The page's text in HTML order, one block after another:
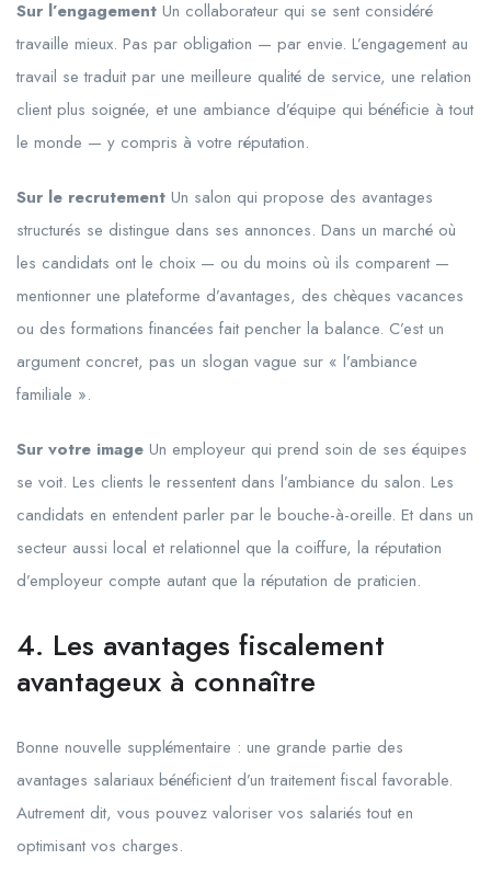
Sur l’engagement Un collaborateur qui se sent considéré
travaille mieux. Pas par obligation — par envie. L’engagement au
travail se traduit par une meilleure qualité de service, une relation
client plus soignée, et une ambiance d’équipe qui bénéficie à tout
le monde — y compris à votre réputation.
Sur le recrutement Un salon qui propose des avantages
structurés se distingue dans ses annonces. Dans un marché où
les candidats ont le choix — ou du moins où ils comparent —
mentionner une plateforme d’avantages, des chèques vacances
ou des formations financées fait pencher la balance. C’est un
argument concret, pas un slogan vague sur « l’ambiance
familiale ».
Sur votre image Un employeur qui prend soin de ses équipes
se voit. Les clients le ressentent dans l’ambiance du salon. Les
candidats en entendent parler par le bouche-à-oreille. Et dans un
secteur aussi local et relationnel que la coiffure, la réputation
d’employeur compte autant que la réputation de praticien.
4. Les avantages fiscalement
avantageux à connaître
Bonne nouvelle supplémentaire : une grande partie des
avantages salariaux bénéficient d’un traitement fiscal favorable.
Autrement dit, vous pouvez valoriser vos salariés tout en
optimisant vos charges.